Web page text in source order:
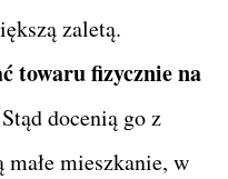
zaletą.
towaru fizycznie na
Stąd docenią go z
mieszkanie, w